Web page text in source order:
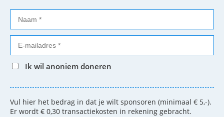
Ik wil anoniem doneren
Vul hier het bedrag in dat je wilt sponsoren (minimaal € 5,-).
Er wordt € 0,30 transactiekosten in rekening gebracht.